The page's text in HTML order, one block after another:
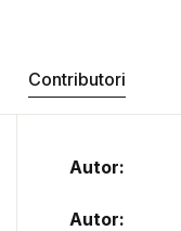
Contributori
Autor:
Autor: